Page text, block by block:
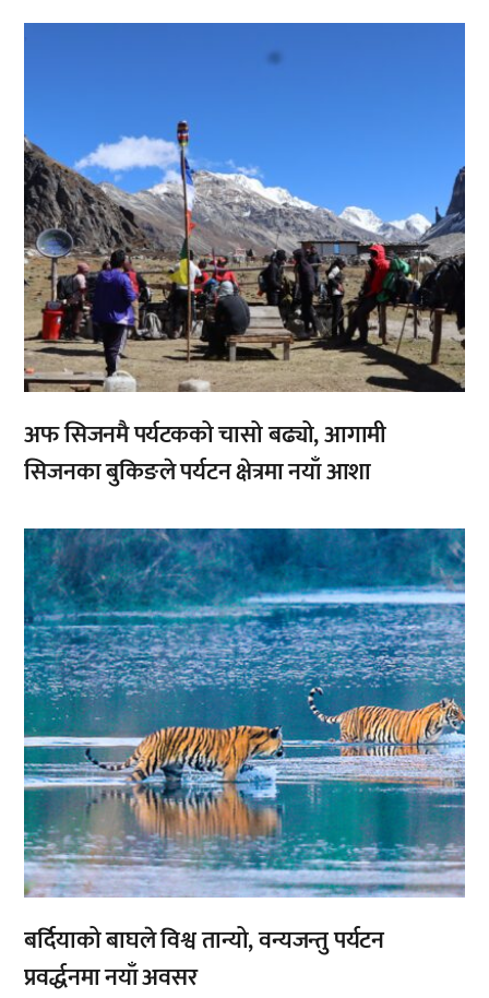
अफ सिजनमै पर्यटकको चासो बढ्यो, आगामी
सिजनका बुकिङले पर्यटन क्षेत्रमा नयाँ आशा
,
बर्दियाको बाघले विश्व तान्यो, वन्यजन्तु पर्यटन
प्रवर्द्धनमा नयाँ अवसर